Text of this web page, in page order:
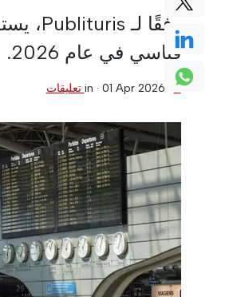
وفقًا لـ Publituris، يستعد
قياسي في عام 2026.
in · 01 Apr 2026 0 تعليقات